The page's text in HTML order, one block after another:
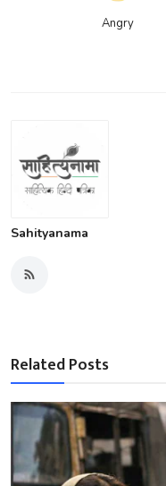
Angry
Sahityanama
Related Posts